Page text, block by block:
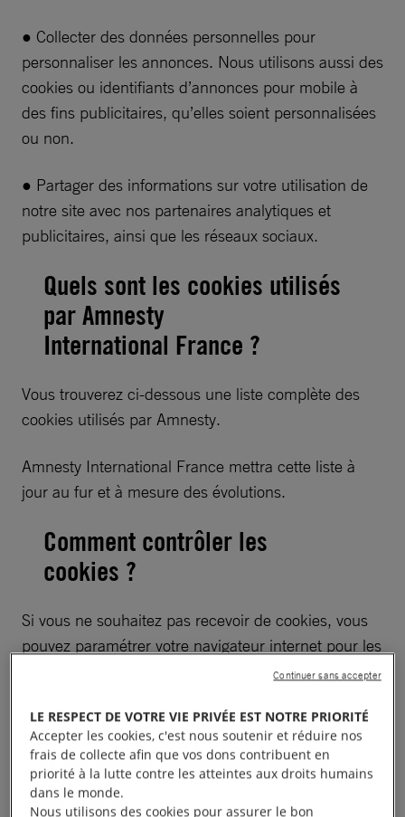
● Collecter des données personnelles pour
personnaliser les annonces. Nous utilisons aussi des
cookies ou identifiants d’annonces pour mobile à
des fins publicitaires, qu’elles soient personnalisées
ou non.
● Partager des informations sur votre utilisation de
notre site avec nos partenaires analytiques et
publicitaires, ainsi que les réseaux sociaux.
Quels sont les cookies utilisés
par Amnesty
International France ?
Vous trouverez ci-dessous une liste complète des
cookies utilisés par Amnesty.
Amnesty International France mettra cette liste à
jour au fur et à mesure des évolutions.
Comment contrôler les
cookies ?
Si vous ne souhaitez pas recevoir de cookies, vous
pouvez paramétrer votre navigateur internet pour les
limiter ou les bloquer. Tous les navigateurs
paramètres relatifs aux cookies, généralement en
passant par leur menu « Options » ou
« Préférences » (Pour bien comprendre ces
paramètres, vous pouvez consulter le
LE RESPECT DE VOTRE VIE PRIVÉE EST NOTRE PRIORITÉ
Accepter les cookies, c'est nous soutenir et réduire nos
frais de collecte afin que vos dons contribuent en
priorité à la lutte contre les atteintes aux droits humains
dans le monde.
Nous utilisons des cookies pour assurer le bon
Continuer sans accepter